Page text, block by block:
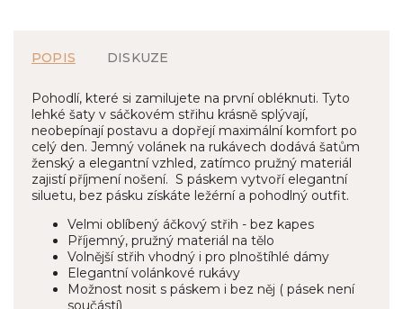
POPIS DISKUZE
Pohodlí, které si zamilujete na první obléknuti. Tyto
lehké šaty v sáčkovém střihu krásně splývají,
neobepínají postavu a dopřejí maximální komfort po
celý den. Jemný volánek na rukávech dodává šatům
ženský a elegantní vzhled, zatímco pružný materiál
zajistí příjmení nošení. S páskem vytvoří elegantní
siluetu, bez pásku získáte ležérní a pohodlný outfit.
Velmi oblíbený áčkový střih - bez kapes
Příjemný, pružný materiál na tělo
Volnější střih vhodný i pro plnoštíhlé dámy
Elegantní volánkové rukávy
Možnost nosit s páskem i bez něj ( pásek není
součástí)